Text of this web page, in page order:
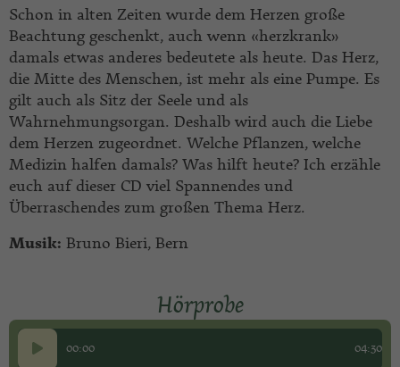
Schon in alten Zeiten wurde dem Herzen große
Beachtung geschenkt, auch wenn «herzkrank»
damals etwas anderes bedeutete als heute. Das Herz,
die Mitte des Menschen, ist mehr als eine Pumpe. Es
gilt auch als Sitz der Seele und als
Wahrnehmungsorgan. Deshalb wird auch die Liebe
dem Herzen zugeordnet. Welche Pflanzen, welche
Medizin halfen damals? Was hilft heute? Ich erzähle
euch auf dieser CD viel Spannendes und
Überraschendes zum großen Thema Herz.
Musik: Bruno Bieri, Bern
Hörprobe
Audio-
00:00 04:30